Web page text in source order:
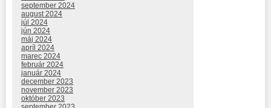
september 2024
august 2024
júl 2024
jún 2024
máj 2024
apríl 2024
marec 2024
február 2024
január 2024
december 2023
november 2023
október 2023